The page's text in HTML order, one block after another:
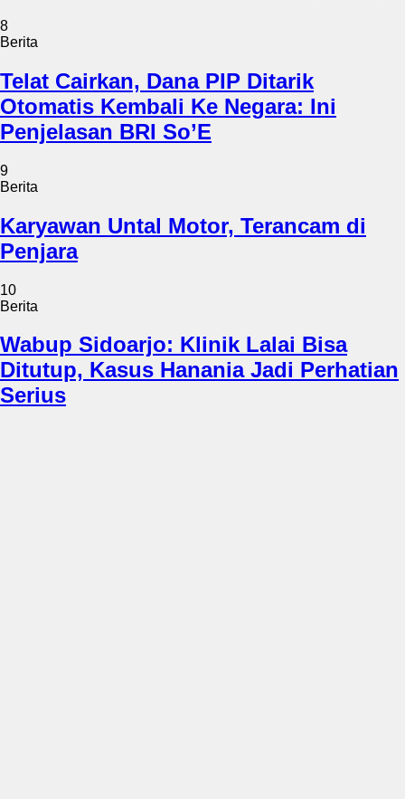
8
Berita
Telat Cairkan, Dana PIP Ditarik
Otomatis Kembali Ke Negara: Ini
Penjelasan BRI So’E
9
Berita
Karyawan Untal Motor, Terancam di
Penjara
10
Berita
Wabup Sidoarjo: Klinik Lalai Bisa
Ditutup, Kasus Hanania Jadi Perhatian
Serius